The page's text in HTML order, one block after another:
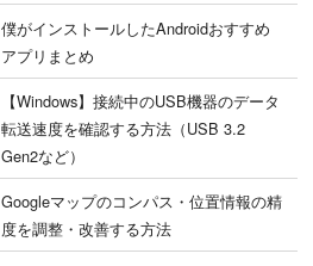
僕がインストールしたAndroidおすすめ
アプリまとめ
【Windows】接続中のUSB機器のデータ
転送速度を確認する方法（USB 3.2
Gen2など）
Googleマップのコンパス・位置情報の精
度を調整・改善する方法